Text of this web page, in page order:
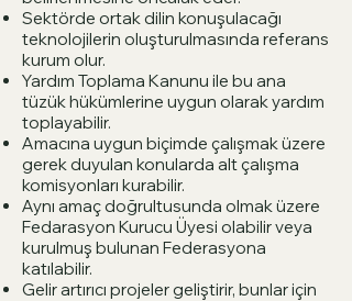
Sektörde ortak dilin konuşulacağı
teknolojilerin oluşturulmasında referans
kurum olur.
Yardım Toplama Kanunu ile bu ana
tüzük hükümlerine uygun olarak yardım
toplayabilir.
Amacına uygun biçimde çalışmak üzere
gerek duyulan konularda alt çalışma
komisyonları kurabilir.
Aynı amaç doğrultusunda olmak üzere
Fedarasyon Kurucu Üyesi olabilir veya
kurulmuş bulunan Federasyona
katılabilir.
Gelir artırıcı projeler geliştirir, bunlar için